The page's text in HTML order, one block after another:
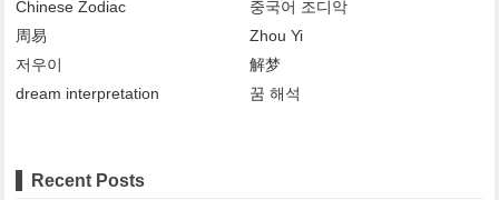
Chinese Zodiac
중국어 조디악
周易
Zhou Yi
저우이
解梦
dream interpretation
꿈 해석
Recent Posts